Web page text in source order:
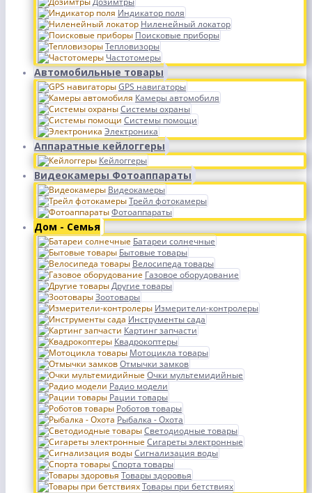
Индикатор поля
Ниленейный локатор
Поисковые приборы
Тепловизоры
Частотомеры
Автомобильные товары
GPS навигаторы
Камеры автомобиля
Системы охраны
Системы помощи
Электроника
Аппаратные кейлоггеры
Кейлоггеры
Видеокамеры Фотоаппараты
Видеокамеры
Трейл фотокамеры
Фотоаппараты
Дом - Семья
Батареи солнечные
Бытовые товары
Велосипеда товары
Газовое оборудование
Другие товары
Зоотовары
Измерители-контролеры
Инструменты сада
Картинг запчасти
Квадрокоптеры
Мотоцикла товары
Отмычки замков
Очки мультемидийные
Радио модели
Рации товары
Роботов товары
Рыбалка - Охота
Светодиодные товары
Сигареты электронные
Сигнализация воды
Спорта товары
Товары здоровья
Товары при бетствиях